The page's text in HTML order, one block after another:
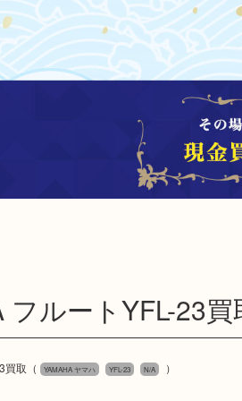
フルートYFL-23買
買取（ YAMAHA ヤマハ YFL-23 N/A
）